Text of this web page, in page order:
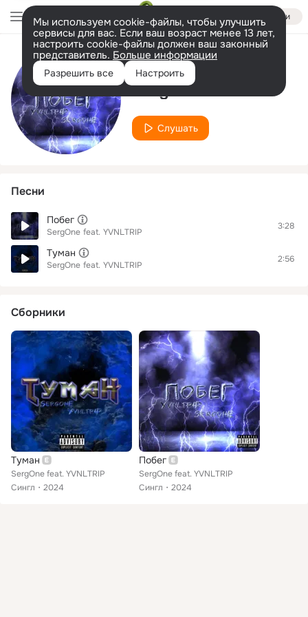
Войти
Мы используем cookie-файлы, чтобы улучшить
сервисы для вас. Если ваш возраст менее 13 лет,
настроить cookie-файлы должен ваш законный
представитель. Больше информации
Разрешить все Настроить
Исполнитель
SergOne
Слушать
Песни
Побег
SergOne feat. YVNLTRIP
3:28
Туман
SergOne feat. YVNLTRIP
2:56
Сборники
Туман
SergOne feat. YVNLTRIP
Сингл
2024
Побег
SergOne feat. YVNLTRIP
Сингл
2024